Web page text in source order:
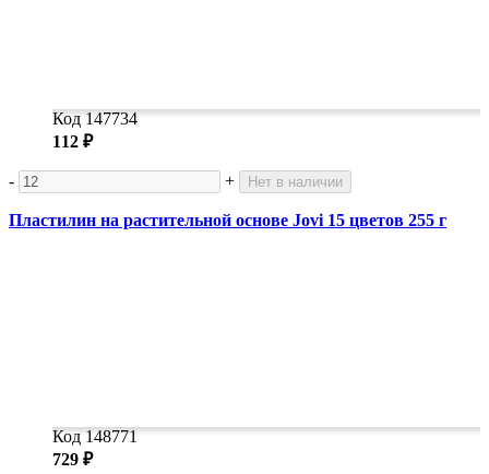
Код 147734
112 ₽
- + Нет в наличии
Пластилин на растительной основе Jovi 15 цветов 255 г
Код 148771
729 ₽